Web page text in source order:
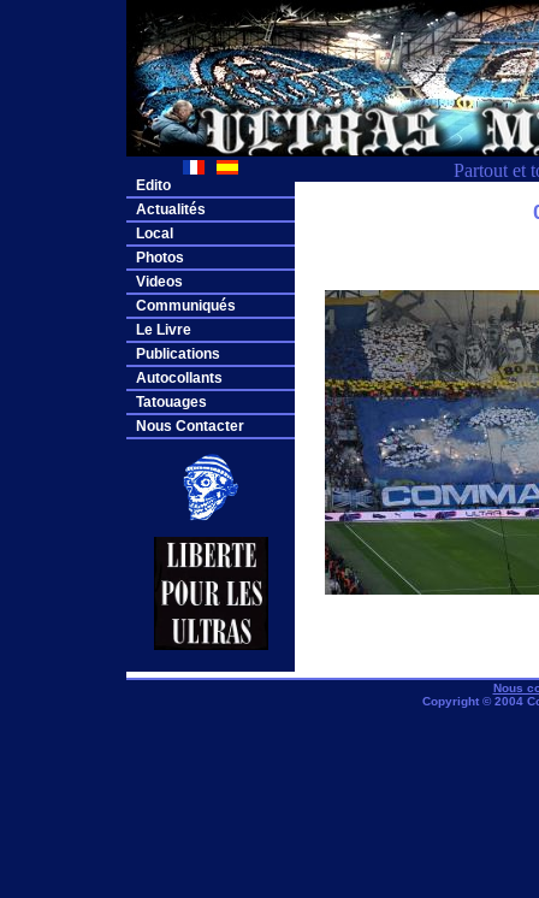
Partout et
Edito
Actualités
Local
Photos
Videos
Communiqués
Le Livre
Publications
Autocollants
Tatouages
Nous Contacter
Nous
Copyright © 2004